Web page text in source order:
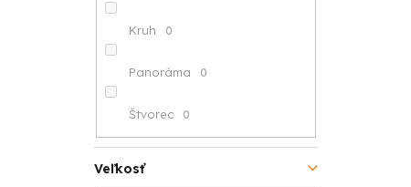
Kruh 0
Panoráma 0
Štvorec 0
Veľkosť